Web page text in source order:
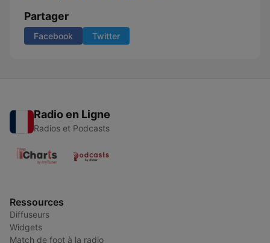
Partager
Facebook Twitter
Radio en Ligne
Radios et Podcasts
Ressources
Diffuseurs
Widgets
Match de foot à la radio